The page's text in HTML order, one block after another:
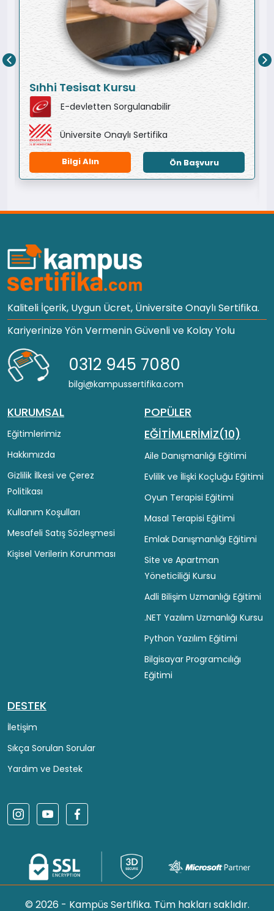
Sıhhi Tesisat Kursu
E-devletten Sorgulanabilir
Üniversite Onaylı Sertifika
Bilgi Alın Ön Başvuru
Kaliteli İçerik, Uygun Ücret, Üniversite Onaylı Sertifika.
Kariyerinize Yön Vermenin Güvenli ve Kolay Yolu
0312 945 7080
bilgi@kampussertifika.com
KURUMSAL
Eğitimlerimiz
Hakkımızda
Gizlilik İlkesi ve Çerez
Politikası
Kullanım Koşulları
Mesafeli Satış Sözleşmesi
Kişisel Verilerin Korunması
POPÜLER
EĞİTİMLERİMİZ(10)
Aile Danışmanlığı Eğitimi
Evlilik ve İlişki Koçluğu Eğitimi
Oyun Terapisi Eğitimi
Masal Terapisi Eğitimi
Emlak Danışmanlığı Eğitimi
Site ve Apartman
Yöneticiliği Kursu
Adli Bilişim Uzmanlığı Eğitimi
.NET Yazılım Uzmanlığı Kursu
Python Yazılım Eğitimi
Bilgisayar Programcılığı
Eğitimi
DESTEK
İletişim
Sıkça Sorulan Sorular
Yardım ve Destek
© 2026 - Kampüs Sertifika. Tüm hakları saklıdır.